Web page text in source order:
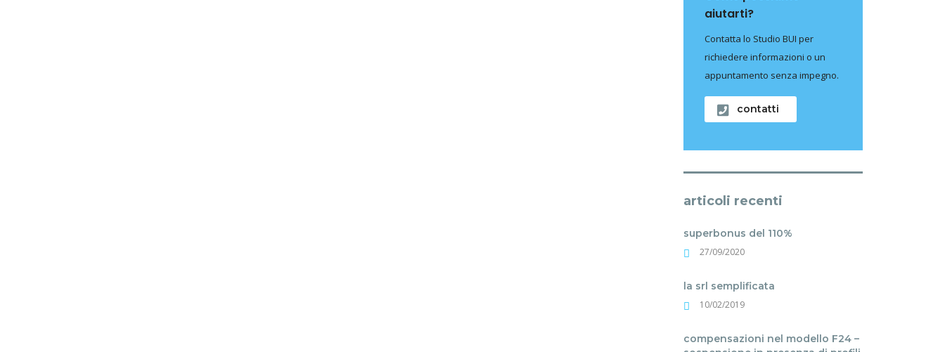
aiutarti?
Contatta lo Studio BUI per
richiedere informazioni o un
appuntamento senza impegno.
contatti
articoli recenti
superbonus del 110%
27/09/2020
la srl semplificata
10/02/2019
compensazioni nel modello F24 –